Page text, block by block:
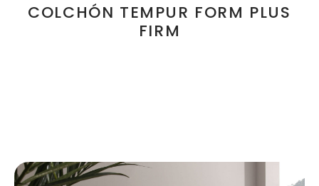
COLCHÓN TEMPUR FORM PLUS
FIRM